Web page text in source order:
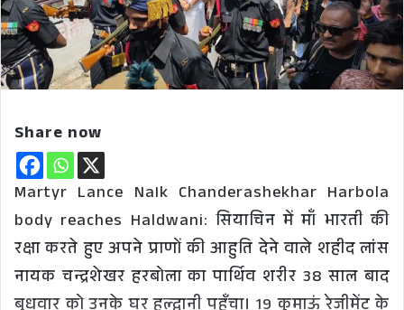
Share now
Martyr Lance NaIk Chanderashekhar Harbola
body reaches Haldwani: सियाचिन में माँ भारती की
रक्षा करते हुए अपने प्राणों की आहुति देने वाले शहीद लांस
नायक चन्द्रशेखर हरबोला का पार्थिव शरीर 38 साल बाद